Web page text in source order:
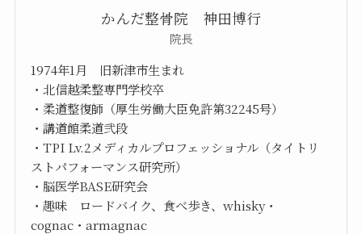
かんだ整骨院 神田博行
院長
1974年1月 旧新津市生まれ
・北信越柔整専門学校卒
・柔道整復師（厚生労働大臣免許第32245号）
・講道館柔道弐段
・TPI Lv.2メディカルプロフェッショナル（タイトリ
ストパフォーマンス研究所）
・脳医学BASE研究会
・趣味 ロードバイク、食べ歩き、whisky・
cognac・armagnac